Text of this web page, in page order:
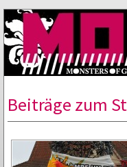
Beiträge zum